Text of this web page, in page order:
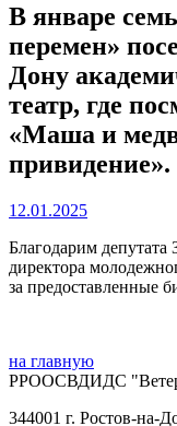
В январе
перемен»
Дону
театр, где
«Маша и
привидение».
12.01.2025
Благодарим
директора
за предоставленные
на главную
РРООСВДИДС
344001 г. Ростов-на-